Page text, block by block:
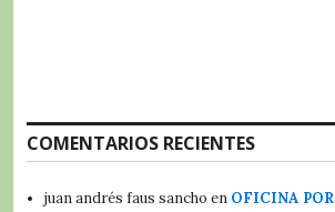
COMENTARIOS RECIENTES
juan andrés faus sancho en OFICINA